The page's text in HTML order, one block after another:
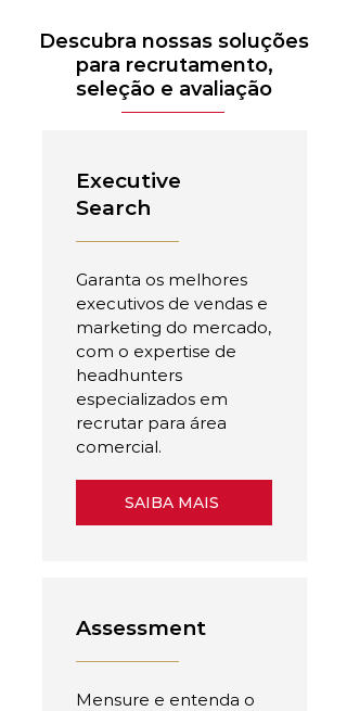
Descubra nossas soluções
para recrutamento,
seleção e avaliação
Executive
Search
Garanta os melhores
executivos de vendas e
marketing do mercado,
com o expertise de
headhunters
especializados em
recrutar para área
comercial.
SAIBA MAIS
Assessment
Mensure e entenda o